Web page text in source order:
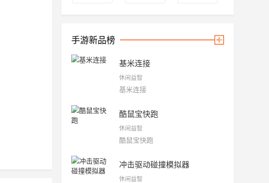
手游新品榜
基米连接
休闲益智
基米连接
酷鼠宝快跑
休闲益智
酷鼠宝快跑
冲击驱动碰撞模拟器
休闲益智